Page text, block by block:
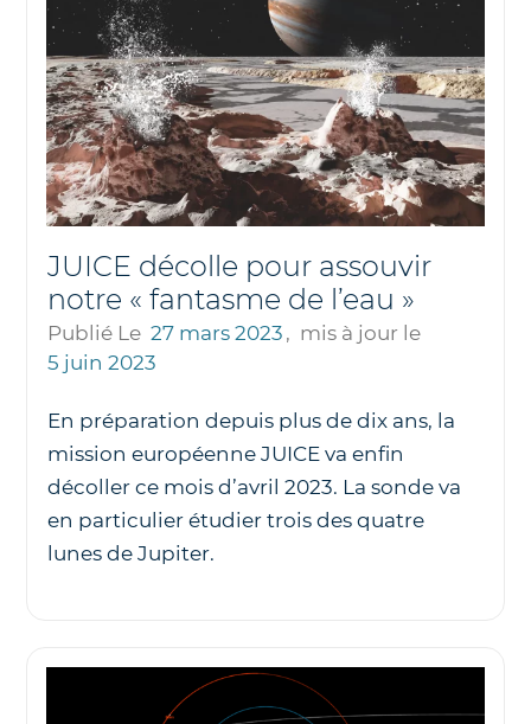
JUICE décolle pour assouvir
notre « fantasme de l’eau »
Publié Le 27 mars 2023 , mis à jour le
5 juin 2023
En préparation depuis plus de dix ans, la
mission européenne JUICE va enfin
décoller ce mois d’avril 2023. La sonde va
en particulier étudier trois des quatre
lunes de Jupiter.